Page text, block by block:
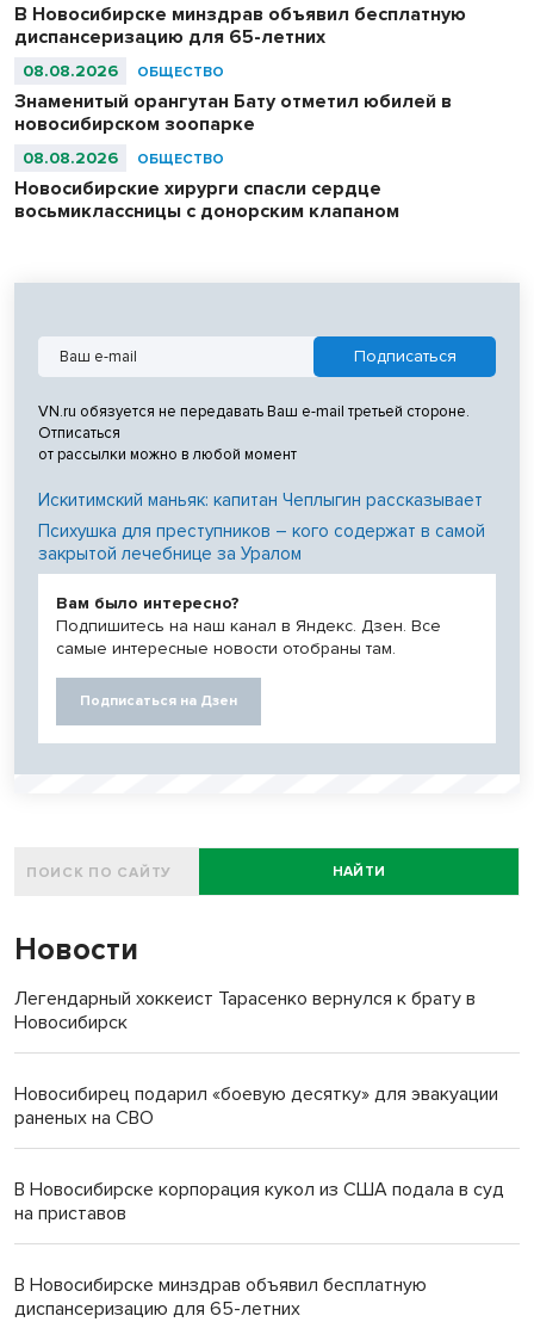
В Новосибирске минздрав объявил бесплатную
диспансеризацию для 65-летних
08.08.2026 ОБЩЕСТВО
Знаменитый орангутан Бату отметил юбилей в
новосибирском зоопарке
08.08.2026 ОБЩЕСТВО
Новосибирские хирурги спасли сердце
восьмиклассницы с донорским клапаном
VN.ru обязуется не передавать Ваш e-mail третьей стороне.
Отписаться
от рассылки можно в любой момент
Искитимский маньяк: капитан Чеплыгин рассказывает
Психушка для преступников – кого содержат в самой
закрытой лечебнице за Уралом
Вам было интересно?
Подпишитесь на наш канал в Яндекс. Дзен. Все
самые интересные новости отобраны там.
Подписаться на Дзен
НАЙТИ
Новости
Легендарный хоккеист Тарасенко вернулся к брату в
Новосибирск
Новосибирец подарил «боевую десятку» для эвакуации
раненых на СВО
В Новосибирске корпорация кукол из США подала в суд
на приставов
В Новосибирске минздрав объявил бесплатную
диспансеризацию для 65-летних